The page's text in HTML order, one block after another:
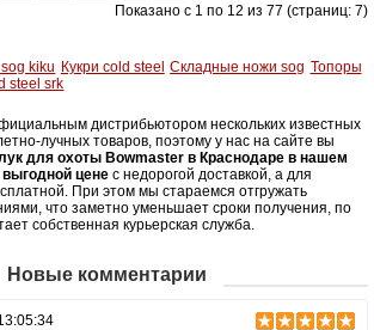
ламинатомПоказано с 1 по 12 из 77 (страниц: 7)
kiku Кукри cold steel Складные ножи sog Топоры
steel srk
дистрибьютором нескольких известных
лучных товаров, поэтому у нас на сайте вы
для охоты Bowmaster в Краснодаре в нашем
выгодной цене с недорогой доставкой, а для
При этом мы стараемся отгружать
что заметно уменьшает сроки получения, по
собственная курьерская служба.
Новые комментарии